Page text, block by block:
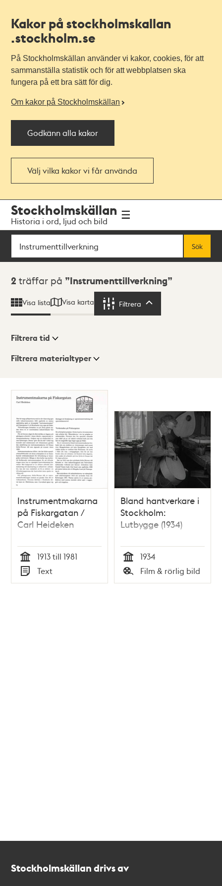
Kakor på stockholmskallan
.stockholm.se
På Stockholmskällan använder vi kakor, cookies, för att
sammanställa statistik och för att webbplatsen ska
fungera på ett bra sätt för dig.
Om kakor på Stockholmskällan
Godkänn alla kakor
Välj vilka kakor vi får använda
navigationen
huvudinnehållet
Stockholmskällan
Historia i ord, ljud och bild
Sök
Sök
Sökresultat
2 träffar på Instrumenttillverkning
Visa lista Visa karta Filtrera
Visningsläge
Lista
Karta
Filtrera tid
Filtrera materialtyper
träffar
Instrumentmakarna
på Fiskargatan /
Carl Heideken
Tid
1913 till 1981
Typ
Text
Bland hantverkare i
Stockholm:
Lutbygge (1934)
Tid
1934
Typ
Film & rörlig bild
Stockholmskällan drivs av